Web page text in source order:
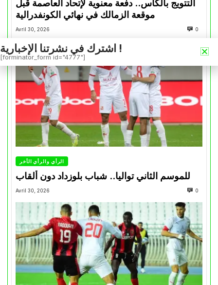
التتويج بالكأس.. دفعة معنوية لإتحاد العاصمة قبل
موقعة الزمالك في نهائي الكونفدرالية
Avril 30, 2026 0
الرأي والرأي الأخر
للموسم الثاني تواليا.. شباب بلوزداد دون ألقاب
Avril 30, 2026 0
اشترك في نشرتنا الإخبارية !
[forminator_form id="4777"]